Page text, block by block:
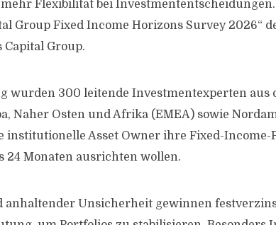
Flexibilität bei Investmententscheidungen.
Group Fixed Income Horizons Survey 2026“
Group.
wurden 300 leitende Investmentexperten aus
Naher Osten und Afrika (EMEA) sowie
institutionelle Asset Owner ihre Fixed-Income-
24 Monaten ausrichten wollen.
anhaltender Unsicherheit gewinnen